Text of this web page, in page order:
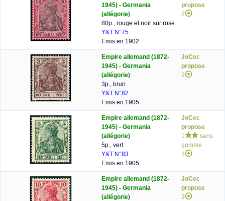
1945) - Germania
(allégorie)
80p., rouge et noir sur rose
Y&T N°75
Emis en 1902
propose
2
Empire allemand (1872-
1945) - Germania
(allégorie)
3p., brun
Y&T N°82
Emis en 1905
JoCec
propose
2
Empire allemand (1872-
1945) - Germania
(allégorie)
5p., vert
Y&T N°83
Emis en 1905
JoCec
propose
1
sans
gomme
3
Empire allemand (1872-
1945) - Germania
(allégorie)
JoCec
propose
3